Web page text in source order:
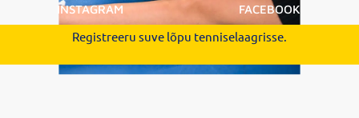
INSTAGRAM FACEBOOK
Registreeru suve lõpu tenniselaagrisse.